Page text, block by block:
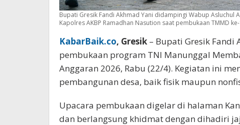
Bupati Gresik Fandi Akhmad Yani didampingi Wabup Asluchul
Kapolres AKBP Ramadhan Nasution saat pembukaan TMMD
KabarBaik.co, Gresik – Bupati Gresik Fandi
pembukaan program TNI Manunggal
Anggaran 2026, Rabu (22/4). Kegiatan ini
pembangunan desa, baik fisik maupun
Upacara pembukaan digelar di halaman
dan berlangsung khidmat dengan dihadiri